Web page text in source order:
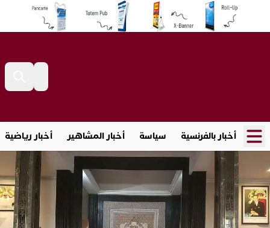
أخبار بالفرنسية سياسة أخبار المشاهير أخبار رياضية